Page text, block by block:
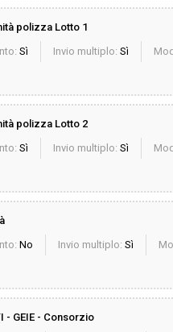
polizza Lotto 1
Sì Invio multiplo: Sì
polizza Lotto 2
Sì Invio multiplo: Sì
No Invio multiplo: Sì
- GEIE - Consorzio